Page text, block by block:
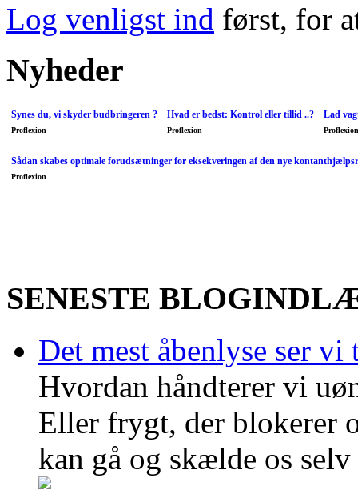
Log venligst ind først, for
Nyheder
Synes du, vi skyder budbringeren ?
Proflexion
Hvad er bedst: Kontrol eller tillid ..?
Proflexion
Lad
Proflexion
Sådan skabes optimale forudsætninger for eksekveringen af den nye
Proflexion
SENESTE
Det mest åbenlyse ser
Hvordan håndterer vi
Eller frygt, der blokerer
kan gå og skælde os